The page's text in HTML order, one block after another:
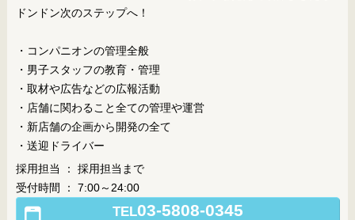
ドンドン次のステップへ！
・コンパニオンの管理全般
・男子スタッフの教育・管理
・取材や広告などの広報活動
・店舗に関わること全ての管理や運営
・新店舗の企画から開発の全て
・送迎ドライバー
採用担当 ： 採用担当まで
受付時間 ： 7:00～24:00
TEL03-5808-0345